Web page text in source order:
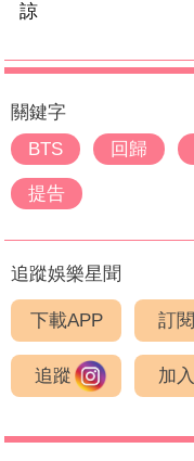
諒
關鍵字
BTS
回歸
提告
追蹤娛樂星聞
下載APP 訂閱
追蹤 加入